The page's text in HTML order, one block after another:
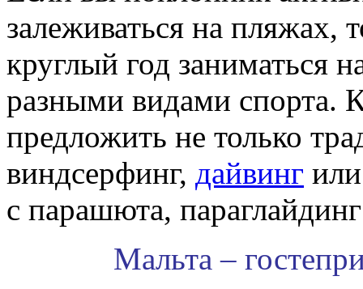
залеживаться на пляжах,
круглый год заниматься
разными видами спорта.
предложить не только
виндсерфинг, дайвинг
с парашюта,
Мальта –